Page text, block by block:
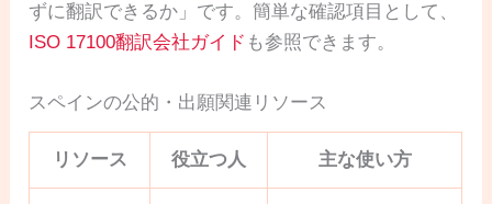
ずに翻訳できるか」です。簡単な確認項目として、
ISO 17100翻訳会社ガイド も参照できます。
スペインの公的・出願関連リソース
リソース 役立つ人 主な使い方